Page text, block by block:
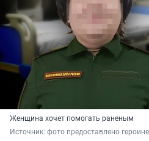
Женщина хочет помогать раненым
Источник: фото предоставлено